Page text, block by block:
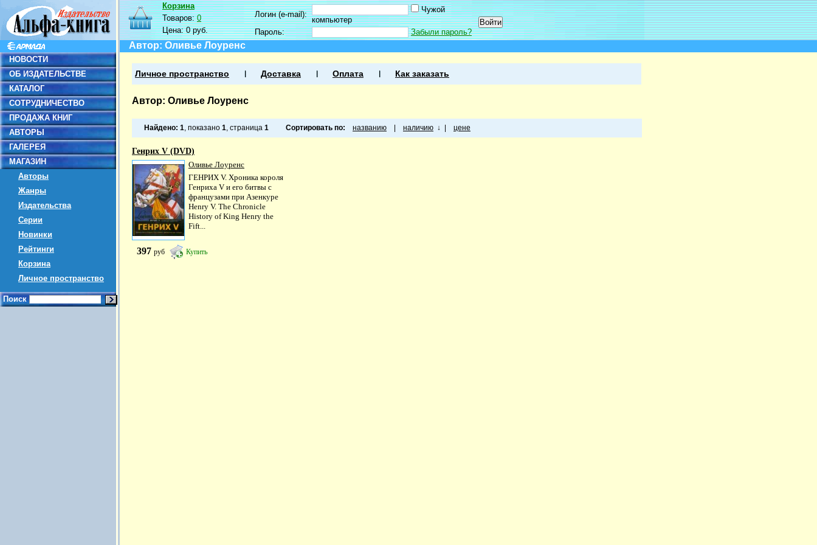
НОВОСТИ
ОБ ИЗДАТЕЛЬСТВЕ
КАТАЛОГ
СОТРУДНИЧЕСТВО
ПРОДАЖА КНИГ
АВТОРЫ
ГАЛЕРЕЯ
МАГАЗИН
Авторы
Жанры
Издательства
Серии
Новинки
Рейтинги
Корзина
Личное пространство
Поиск
Корзина
Товаров:0
Цена:0 руб.
Логин (e-mail):
Чужой
компьютер
Пароль:
Забыли пароль?
Автор: Оливье Лоуренс
Личное пространство Доставка Оплата Как заказать
Автор: Оливье Лоуренс
Найдено: 1, показано 1, страница 1 Сортировать по: названию наличию ↓ цене
Генрих V (DVD)
Оливье Лоуренс
ГЕНРИХ V. Хроника короля
Генриха V и его битвы с
французами при Азенкуре
Henry V. The Chronicle
History of King Henry the
Fift...
397 руб Купить